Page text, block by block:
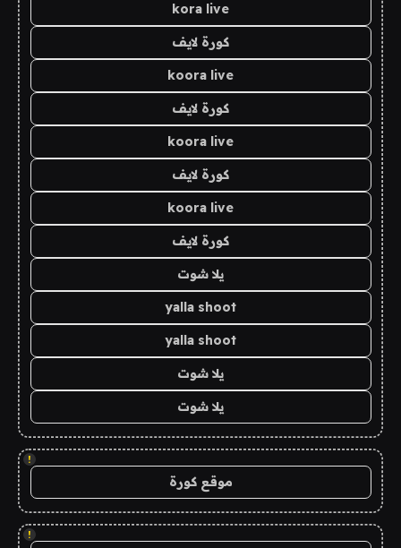
kora live
كورة لايف
koora live
كورة لايف
koora live
كورة لايف
koora live
كورة لايف
يلا شوت
yalla shoot
yalla shoot
يلا شوت
يلا شوت
!
موقع كورة
!